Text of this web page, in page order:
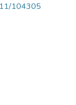
104305